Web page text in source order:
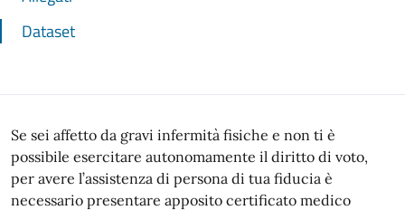
Dataset
Se sei affetto da gravi infermità fisiche e non ti è
possibile esercitare autonomamente il diritto di voto,
per avere l’assistenza di persona di tua fiducia è
necessario presentare apposito certificato medico